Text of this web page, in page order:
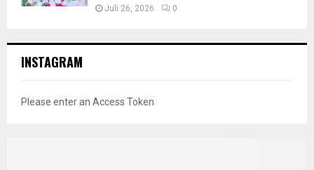
Juli 26, 2026 0
INSTAGRAM
Please enter an Access Token